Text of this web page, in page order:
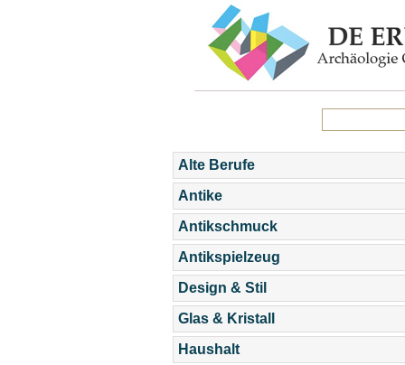
Alte Berufe
Antike
Antikschmuck
Antikspielzeug
Design & Stil
Glas & Kristall
Haushalt